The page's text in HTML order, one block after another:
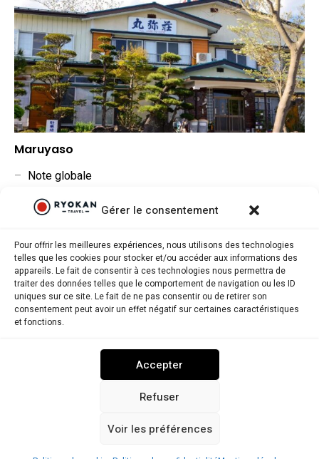
Gérer le consentement
Pour offrir les meilleures expériences, nous utilisons des technologies
telles que les cookies pour stocker et/ou accéder aux informations des
appareils. Le fait de consentir à ces technologies nous permettra de
traiter des données telles que le comportement de navigation ou les ID
uniques sur ce site. Le fait de ne pas consentir ou de retirer son
consentement peut avoir un effet négatif sur certaines caractéristiques
et fonctions.
Accepter
Refuser
Voir les préférences
Maruyaso
– Note globale
Rapport qualité/prix
Ryokantravel.fr © Copyright 2025. Tous droits réservés.
MENTIONS LÉGALES POLITIQUE DE CONFIDENTIALITÉ
POLITIQUE DE COOKIES (UE) NOUS CONTACTER
RYOKANTRAVEL USA